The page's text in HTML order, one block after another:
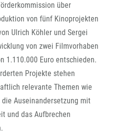
über
von fünf Kinoprojekten
Ulrich Köhler und Sergei
von zwei Filmvorhaben
1.110.000 Euro entschieden.
Projekte stehen
relevante Themen wie
Auseinandersetzung mit
und das Aufbrechen